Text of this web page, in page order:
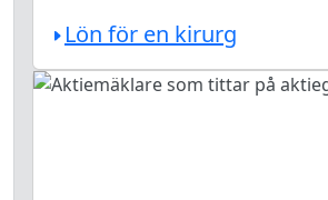
Lön för en kirurg